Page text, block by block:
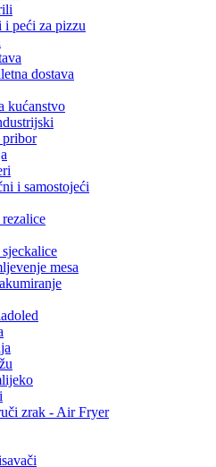
peći za pizzu
dostava
kućanstvo
i samostojeći
mesa
zrak - Air Fryer